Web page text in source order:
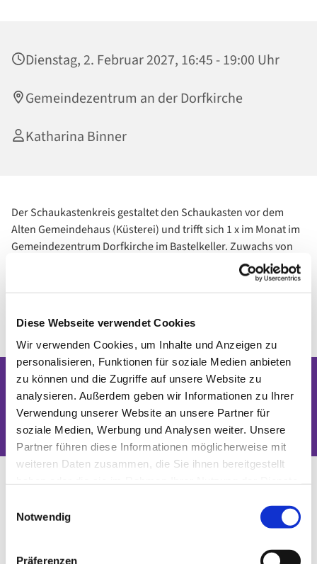
Diese Webseite verwendet Cookies
Wir verwenden Cookies, um Inhalte und Anzeigen zu
personalisieren, Funktionen für soziale Medien anbieten
zu können und die Zugriffe auf unsere Website zu
analysieren. Außerdem geben wir Informationen zu Ihrer
Verwendung unserer Website an unsere Partner für
soziale Medien, Werbung und Analysen weiter. Unsere
Partner führen diese Informationen möglicherweise mit
weiteren Daten zusammen, die Sie ihnen bereitgestellt
Notwendig
Präferenzen
Dienstag, 2. Februar 2027, 16:45 - 19:00 Uhr
Gemeindezentrum an der Dorfkirche
Katharina Binner
Der Schaukastenkreis gestaltet den Schaukasten vor dem
Alten Gemeindehaus (Küsterei) und trifft sich 1 x im Monat im
Gemeindezentrum Dorfkirche im Bastelkeller. Zuwachs von
interessierten und kreativen Gemeindegliedern wird zur
Erweiterung der Gruppe gewünscht und mit Freuden begrüßt.
Dies könnte Sie auch interessieren